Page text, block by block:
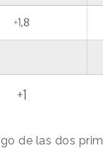
de las dos